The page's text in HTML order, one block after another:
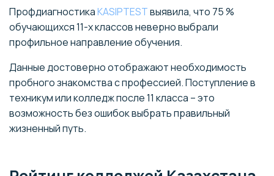
ПрофдиагностикаKASIPTESTвыявила, что 75 %
обучающихся 11-х классов неверно выбрали
профильное направление обучения.
Данные достоверно отображают необходимость
пробного знакомства с профессией. Поступление в
техникум или колледж после 11 класса – это
возможность без ошибок выбрать правильный
жизненный путь.